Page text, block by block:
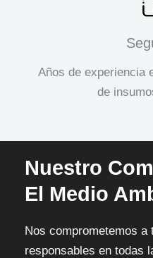
Años de experiencia
de
Nuestro
El Medio
Nos comprometemos a
responsables en todas